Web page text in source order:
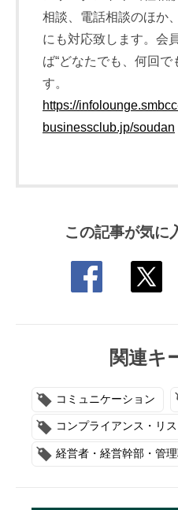
相談、電話相談のほか
にも対応致します。会
ば“どなたでも、何回で
す。
https://
businessclub.jp/soudan
この記事が気に
関連キ
コミュニケーション
コンプライアンス・リ
経営者・経営幹部・管